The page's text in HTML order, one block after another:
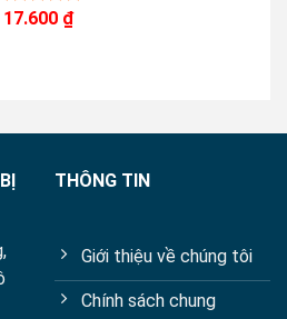
17.600 ₫
THÔNG TIN
Giới thiệu về chúng tôi
Chính sách chung